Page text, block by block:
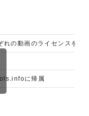
れの動画のライセンスを確
に帰属